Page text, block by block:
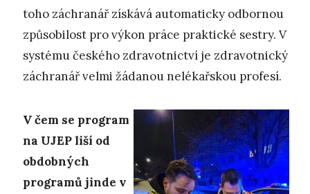
toho záchranář získává automaticky odbornou
způsobilost pro výkon práce praktické sestry. V
systému českého zdravotnictví je zdravotnický
záchranář velmi žádanou nelékařskou profesí.
V čem se program
na UJEP liší od
obdobných
programů jinde v